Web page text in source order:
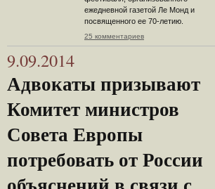
ежедневной газетой Ле Монд и
посвященного ее 70-летию.
25 комментариев
9.09.2014
Адвокаты призывают
Комитет министров
Совета Европы
потребовать от России